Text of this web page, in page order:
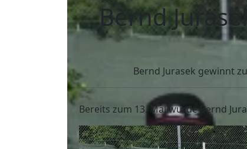
Bernd
Bernd Jurasek gewinnt
Bereits zum 13. Mal wurde Bernd